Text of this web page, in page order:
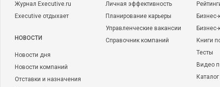
Журнал Executive.ru
Executive отдыхает
НОВОСТИ
Новости дня
Новости компаний
Отставки и назначения
Личная эффективность
Планирование карьеры
Управленческие вакансии
Справочник компаний
Бизнес-
Книги
Тесты
Видео